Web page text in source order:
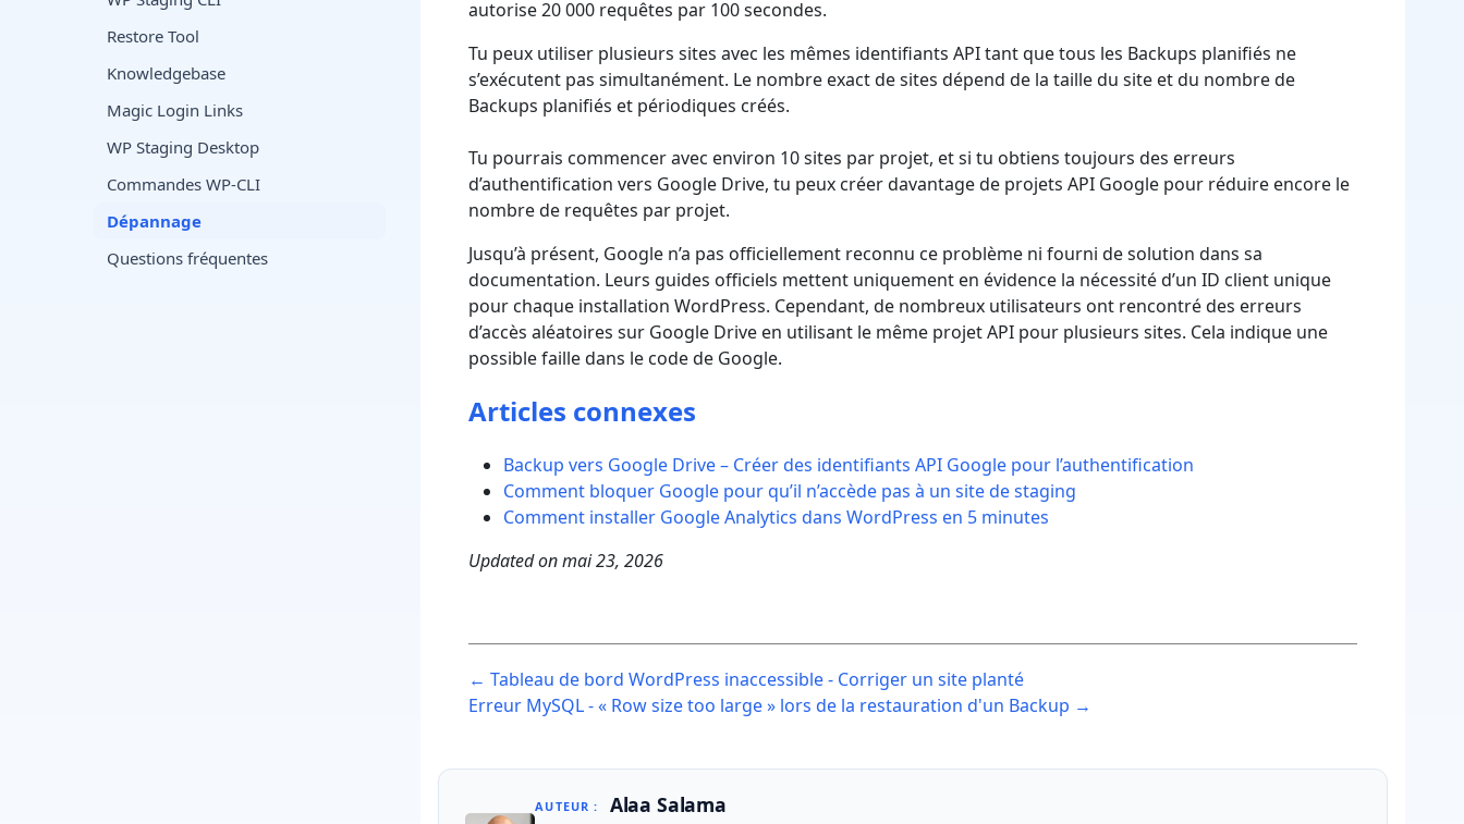
autorise 20 000 requêtes par 100 secondes.
Tu peux utiliser plusieurs sites avec les mêmes identifiants API tant que tous les Backups planifiés ne
s’exécutent pas simultanément. Le nombre exact de sites dépend de la taille du site et du nombre de
Backups planifiés et périodiques créés.
Tu pourrais commencer avec environ 10 sites par projet, et si tu obtiens toujours des erreurs
d’authentification vers Google Drive, tu peux créer davantage de projets API Google pour réduire encore le
nombre de requêtes par projet.
Jusqu’à présent, Google n’a pas officiellement reconnu ce problème ni fourni de solution dans sa
documentation. Leurs guides officiels mettent uniquement en évidence la nécessité d’un ID client unique
pour chaque installation WordPress. Cependant, de nombreux utilisateurs ont rencontré des erreurs
d’accès aléatoires sur Google Drive en utilisant le même projet API pour plusieurs sites. Cela indique une
possible faille dans le code de Google.
Articles connexes
Backup vers Google Drive – Créer des identifiants API Google pour l’authentification
Comment bloquer Google pour qu’il n’accède pas à un site de staging
Comment installer Google Analytics dans WordPress en 5 minutes
Updated onmai 23, 2026
Post
navigation
← Tableau de bord WordPress inaccessible - Corriger un site planté
Erreur MySQL - « Row size too large » lors de la restauration d'un Backup →
AUTEUR : Alaa Salama
Restore Tool
Knowledgebase
Magic Login Links
WP Staging Desktop
Commandes WP-CLI
Dépannage
Questions fréquentes